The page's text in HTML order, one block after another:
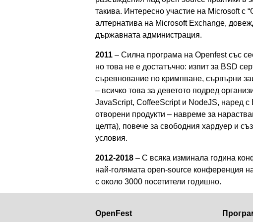
такива. Интересно участие на Microsoft с
алтернатива на Microsoft Exchange,
държавната администрация.
2011 – Силна програма на Openfest със
но това не е достатъчно: изпит за BSD
съревнование по кримпване, сървърни
– всичко това за деветото подред
JavaScript, CoffeeScript и NodeJS, наред
отворени продукти – навреме за
целта), повече за свободния хардуер и
условия.
2012-2018 – С всяка изминала година
най-голямата open-source конференция
с около 3000 посетители годишно.
OpenFest